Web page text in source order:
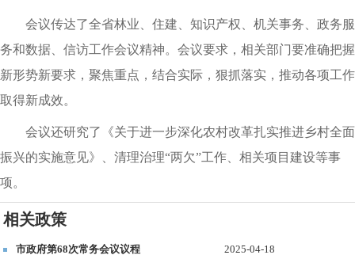
会议传达了全省林业、住建、知识产权、机关事务、政务服
务和数据、信访工作会议精神。会议要求，相关部门要准确把握
新形势新要求，聚焦重点，结合实际，狠抓落实，推动各项工作
取得新成效。
会议还研究了《关于进一步深化农村改革扎实推进乡村全面
振兴的实施意见》、清理治理“两欠”工作、相关项目建设等事
项。
相关政策
市政府第68次常务会议议程 2025-04-18